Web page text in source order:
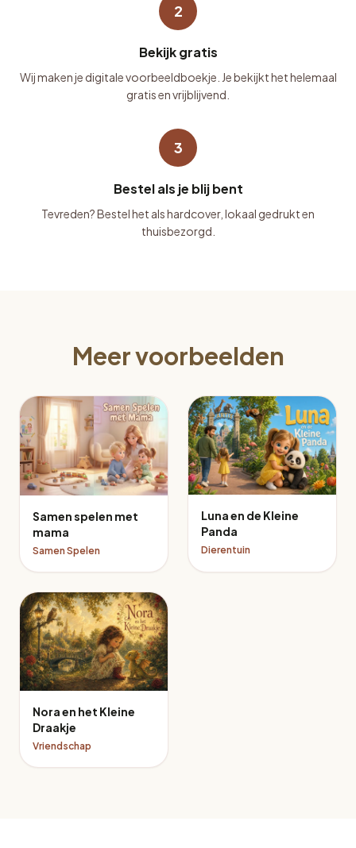
2
Bekijk gratis
Wij maken je digitale voorbeeldboekje. Je bekijkt het helemaal
gratis en vrijblijvend.
3
Bestel als je blij bent
Tevreden? Bestel het als hardcover, lokaal gedrukt en
thuisbezorgd.
Meer voorbeelden
Samen spelen met
mama
Samen Spelen
Luna en de Kleine
Panda
Dierentuin
Nora en het Kleine
Draakje
Vriendschap